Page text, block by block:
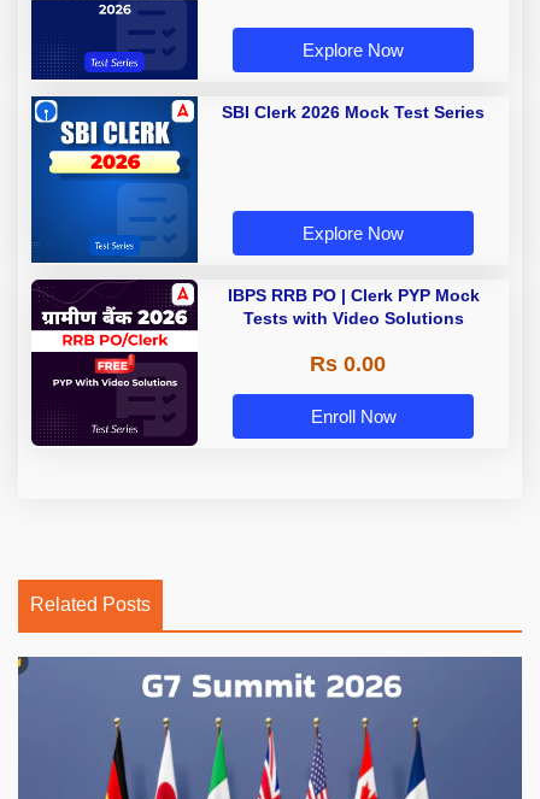
Explore Now
SBI Clerk 2026 Mock Test Series
Explore Now
IBPS RRB PO | Clerk PYP Mock
Tests with Video Solutions
Rs 0.00
Enroll Now
Related Posts